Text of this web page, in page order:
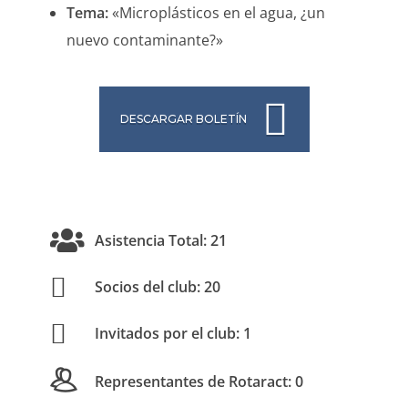
Tema:«Microplásticos en el agua, ¿un
nuevo contaminante?»
DESCARGAR BOLETÍN
Asistencia Total: 21
Socios del club: 20
Invitados por el club: 1
Representantes de Rotaract: 0